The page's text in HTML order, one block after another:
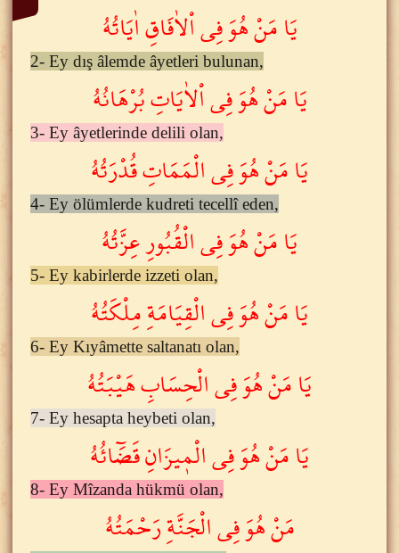
يَا مَنْ هُوَ فِى اْلاٰفَاقِ اٰيَاتُهُ
2- Ey dış âlemde âyetleri bulunan,
يَا مَنْ هُوَ فِى اْلاٰيَاتِ بُرْهَانُهُ
3- Ey âyetlerinde delili olan,
يَا مَنْ هُوَ فِى الْمَمَاتِ قُدْرَتُهُ
4- Ey ölümlerde kudreti tecellî eden,
يَا مَنْ هُوَ فِى الْقُبُورِ عِزَّتُهُ
5- Ey kabirlerde izzeti olan,
يَا مَنْ هُوَ فِى الْقِيَامَةِ مِلْكَتُهُ
6- Ey Kıyâmette saltanatı olan,
يَا مَنْ هُوَ فِى الْحِسَابِ هَيْبَتُهُ
7- Ey hesapta heybeti olan,
يَا مَنْ هُوَ فِى الْم۪يزَانِ قَضَٓائُهُ
8- Ey Mîzanda hükmü olan,
مَنْ هُوَ فِى الْجَنَّةِ رَحْمَتُهُ